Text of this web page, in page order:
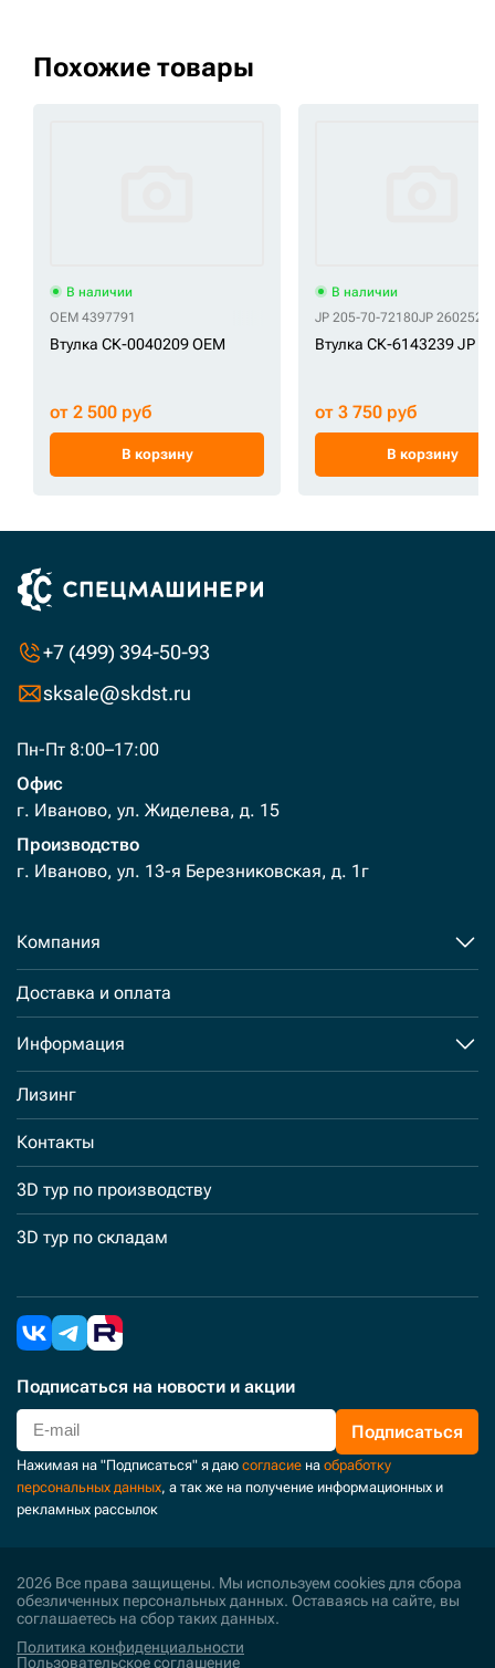
Похожие товары
В наличии
OEM 4397791
Втулка СК-0040209 OEM
от 2 500 руб
В корзину
В наличии
JP 205-70-72180JP 2602529
Втулка СК-6143239 JP
от 3 750 руб
В корзину
+7 (499) 394-50-93
sksale@skdst.ru
Пн-Пт 8:00–17:00
Офис
г. Иваново, ул. Жиделева, д. 15
Производство
г. Иваново, ул. 13-я Березниковская, д. 1г
Компания
Доставка и оплата
Информация
Лизинг
Контакты
3D тур по производству
3D тур по складам
Подписаться на новости и акции
Подписаться
Нажимая на "Подписаться" я даю согласие на обработку
персональных данных, а так же на получение информационных и
рекламных рассылок
2026 Все права защищены. Мы используем cookies для сбора
обезличенных персональных данных. Оставаясь на сайте, вы
соглашаетесь на сбор таких данных.
Политика конфиденциальности
Пользовательское соглашение